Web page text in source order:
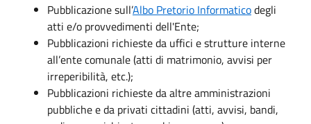
Pubblicazione sull’Albo Pretorio Informaticodegli
atti e/o provvedimenti dell'Ente;
Pubblicazioni richieste da uffici e strutture interne
all’ente comunale (atti di matrimonio, avvisi per
irreperibilità, etc.);
Pubblicazioni richieste da altre amministrazioni
pubbliche e da privati cittadini (atti, avvisi, bandi,